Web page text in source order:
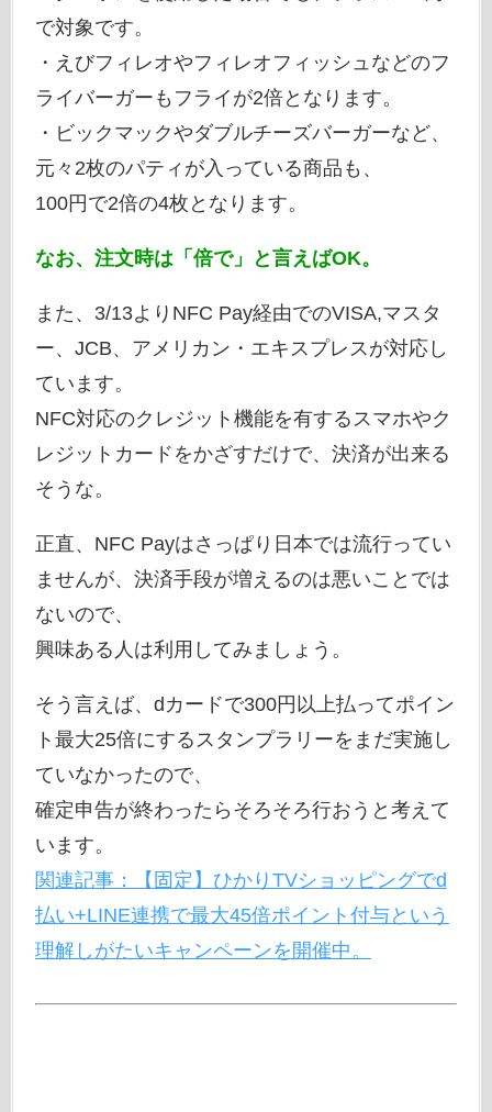
で対象です。
・えびフィレオやフィレオフィッシュなどのフ
ライバーガーもフライが2倍となります。
・ビックマックやダブルチーズバーガーなど、
元々2枚のパティが入っている商品も、
100円で2倍の4枚となります。
なお、注文時は「倍で」と言えばOK。
また、3/13よりNFC Pay経由でのVISA,マスタ
ー、JCB、アメリカン・エキスプレスが対応し
ています。
NFC対応のクレジット機能を有するスマホやク
レジットカードをかざすだけで、決済が出来る
そうな。
正直、NFC Payはさっぱり日本では流行ってい
ませんが、決済手段が増えるのは悪いことでは
ないので、
興味ある人は利用してみましょう。
そう言えば、dカードで300円以上払ってポイン
ト最大25倍にするスタンプラリーをまだ実施し
ていなかったので、
確定申告が終わったらそろそろ行おうと考えて
います。
関連記事：【固定】ひかりTVショッピングでd
払い+LINE連携で最大45倍ポイント付与という
理解しがたいキャンペーンを開催中。